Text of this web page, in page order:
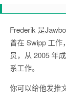
Frederik 是
曾在 Swipp 工
员，从 2005 年
系工作。
你可以给他发推